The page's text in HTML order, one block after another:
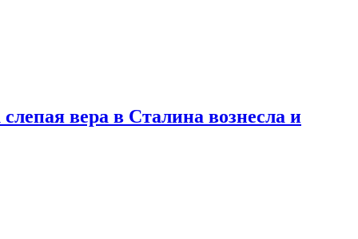
вера в Сталина вознесла и